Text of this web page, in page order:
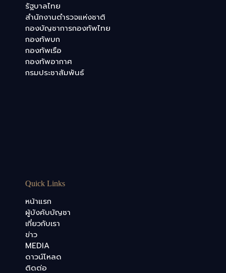
รัฐบาลไทย
สำนักงานตำรวจแห่งชาติ
กองบัญชาการกองทัพไทย
กองทัพบก
กองทัพเรือ
กองทัพอากาศ
กรมประชาสัมพันธ์
Quick Links
หน้าแรก
ผู้บังคับบัญชา
เกี่ยวกับเรา
ข่าว
MEDIA
ดาวน์โหลด
ติดต่อ